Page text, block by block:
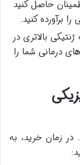
حاصل کنید
برآورده کنید.
بالاتری در
درمانی شما را
زمان خرید، به